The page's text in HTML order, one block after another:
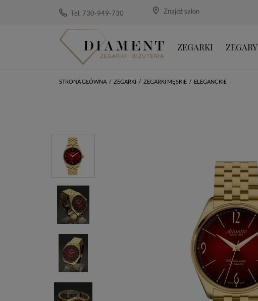
Tel. 730-949-730 Znajdź salon
ZEGARKI ZEGARY
STRONA GŁÓWNA / ZEGARKI / ZEGARKI MĘSKIE / ELEGANCKIE